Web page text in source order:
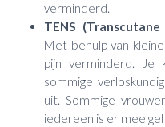
verminderd.
TENS
Met behulp van
pijn verminderd. Je
sommige
uit. Sommige
iedereen is er mee